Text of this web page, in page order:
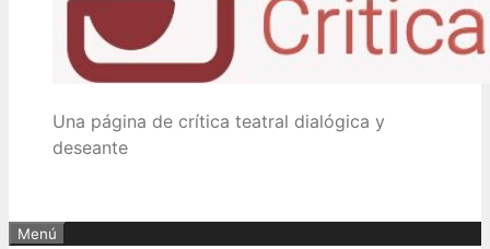
Una página de crítica teatral dialógica y
deseante
Menú